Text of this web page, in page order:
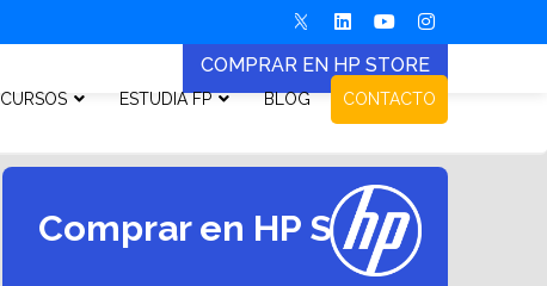
CURSOS ESTUDIA FP BLOG CONTACTO
COMPRAR EN HP STORE
Comprar en HP Store